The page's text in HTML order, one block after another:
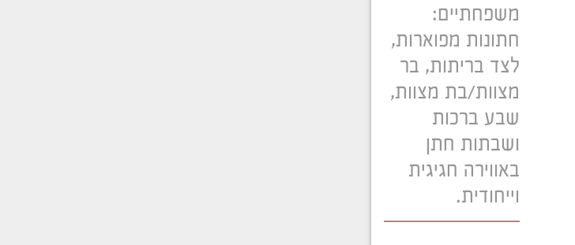
משפחתיים:
חתונות מפוארות,
לצד בריתות, בר
מצוות/בת מצוות,
שבע ברכות
ושבתות חתן
באווירה חגיגית
וייחודית.